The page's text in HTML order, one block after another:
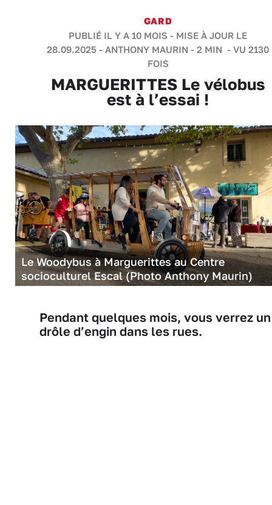
GARD
PUBLIÉ IL Y A 10 MOIS - MISE À JOUR LE
28.09.2025 - ANTHONY MAURIN - 2 MIN - VU 2130
FOIS
MARGUERITTES Le vélobus
est à l’essai !
Le Woodybus à Marguerittes au Centre
socioculturel Escal (Photo Anthony Maurin)
Pendant quelques mois, vous verrez un
drôle d’engin dans les rues.